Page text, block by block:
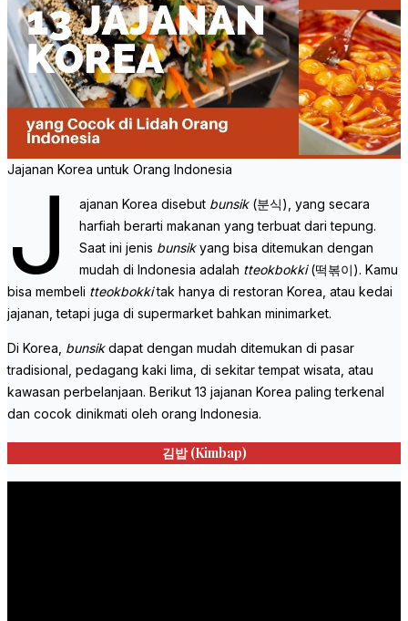
Jajanan Korea untuk Orang Indonesia
J ajanan Korea disebut bunsik(분식), yang secara
harfiah berarti makanan yang terbuat dari tepung.
Saat ini jenis bunsikyang bisa ditemukan dengan
mudah di Indonesia adalah tteokbokki(떡볶이). Kamu
bisa membeli tteokbokkitak hanya di restoran Korea, atau kedai
jajanan, tetapi juga di supermarket bahkan minimarket.
Di Korea, bunsikdapat dengan mudah ditemukan di pasar
tradisional, pedagang kaki lima, di sekitar tempat wisata, atau
kawasan perbelanjaan. Berikut 13 jajanan Korea paling terkenal
dan cocok dinikmati oleh orang Indonesia.
김밥 (Kimbap)